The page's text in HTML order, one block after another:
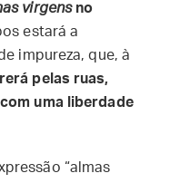
virgensno
estará a
impureza, que, à
pelas ruas,
uma liberdade
“almas